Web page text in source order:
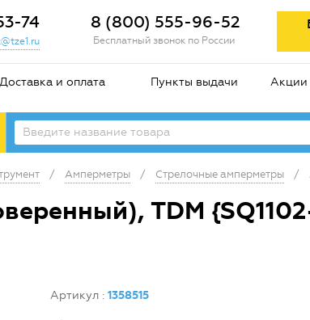
74 8 (800) 555-96-52
Бесплатный звонок по России
Доставка и оплата Пункты выдачи Акции
/ Амперметры / Стрелочные амперметры /
TDM
Артикул : 1358515